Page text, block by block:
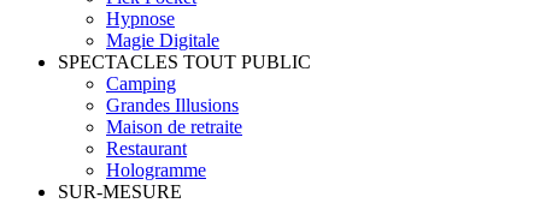
Hypnose
Magie Digitale
SPECTACLES TOUT PUBLIC
Camping
Grandes Illusions
Maison de retraite
Restaurant
Hologramme
SUR-MESURE